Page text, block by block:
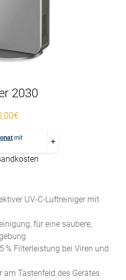
2030
Preis war: 899,00€
€
UV-C-Luftreiniger mit
für eine saubere,
% Filterleistung bei Viren und
am Tastenfeld des Gerätes